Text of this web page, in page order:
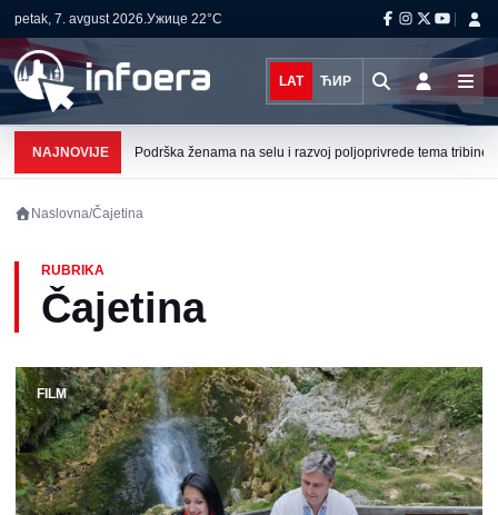
petak, 7. avgust 2026.Ужице 22°C
LAT ЋИР
NAJNOVIJE Podrška ženama na selu i razvoj poljoprivrede tema tribine
Naslovna/Čajetina
RUBRIKA
Čajetina
FILM